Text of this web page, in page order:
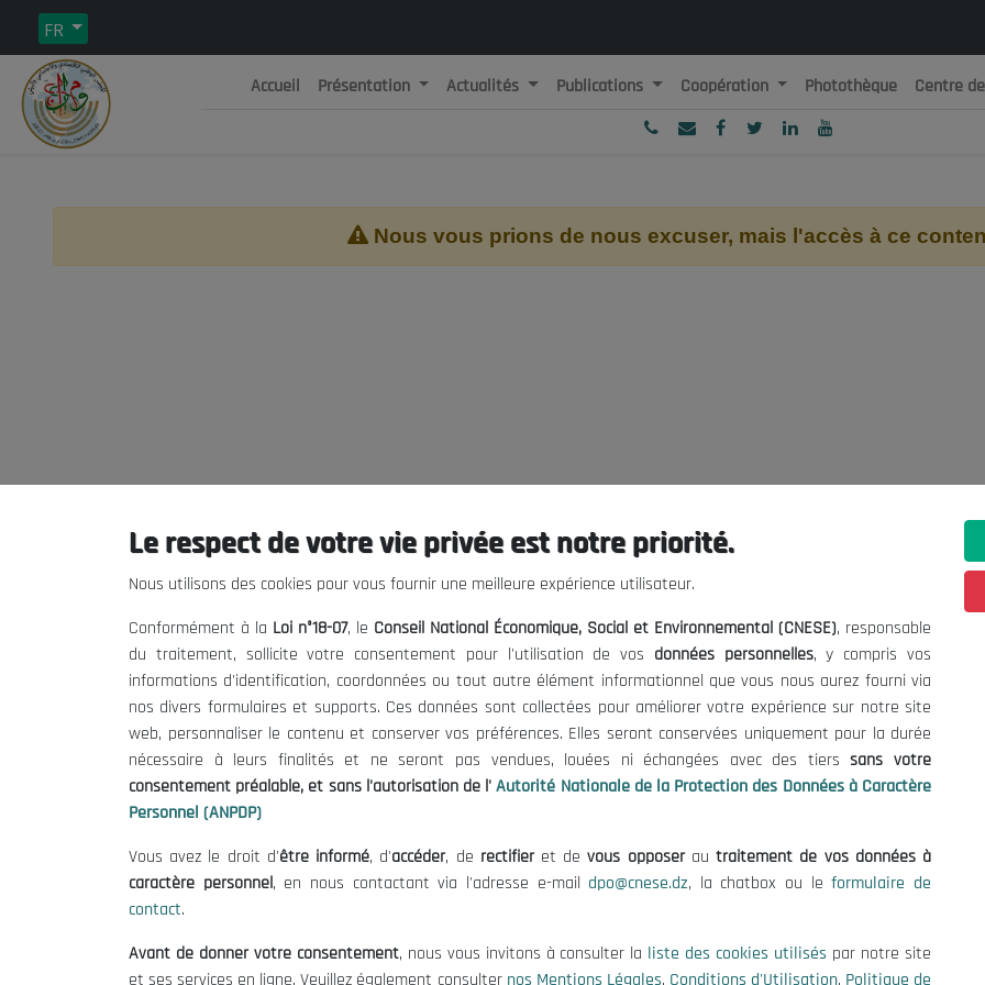
FR
République Algérienne Démocratique et Populaire
Accueil Présentation Actualités Publications Coopération Photothèque Centre
Nous vous prions de nous excuser, mais l'accès à ce
Le CNESE
Le président
Organisation
Publications
Informations utiles
Mentions Légales
Conditions d'Utilisation
Politique de Protection des Données
Politique des Cookies
contact@cnese.dz
Suggestions ou Initiatives ?
Newsletter
Inscrivez-vous, soyez le premier à
nos dernières nouvelles.
Suivez-Nous!
© 2026 Conseil National Économique, Social et Environnemental
Le respect de votre vie privée est notre priorité.
Nous utilisons des cookies pour vous fournir une meilleure expérience utilisateur.
Conformément à la Loi n°18-07, le Conseil National Économique, Social et Environnemental (CNESE), responsable
du traitement, sollicite votre consentement pour l'utilisation de vos données personnelles, y compris vos
informations d'identification, coordonnées ou tout autre élément informationnel que vous nous aurez fourni via
nos divers formulaires et supports. Ces données sont collectées pour améliorer votre expérience sur notre site
web, personnaliser le contenu et conserver vos préférences. Elles seront conservées uniquement pour la durée
nécessaire à leurs finalités et ne seront pas vendues, louées ni échangées avec des tierssans votre
consentement préalable, et sans l'autorisation de l' Autorité Nationale de la Protection des Données à Caractère
Personnel (ANPDP)
Vous avez le droit d'être informé, d'accéder, de rectifieret devous opposerautraitement de vos données à
caractère personnel, en nous contactant via l'adresse e-mail dpo@cnese.dz, la chatbox ou leformulaire de
contact.
Avant de donner votre consentement, nous vous invitons à consulter la liste des cookies utilisés par notre site
et ses services en ligne. Veuillez également consulter nos Mentions Légales, Conditions d'Utilisation, Politique de